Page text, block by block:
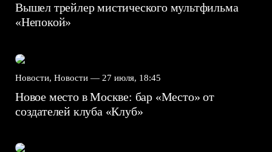
Вышел трейлер мистического мультфильма
«Непокой»
Новости, Новости — 27 июля, 18:45
Новое место в Москве: бар «Место» от
создателей клуба «Клуб»